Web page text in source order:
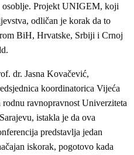
osoblje. Projekt UNIGEM, koji
odličan je korak da to
BiH, Hrvatske, Srbiji i Crnoj
dr. Jasna Kovačević,
koordinatorica Vijeća
rodnu ravnopravnost Univerziteta
istakla je da ova
predstavlja jedan
iskorak, pogotovo kada